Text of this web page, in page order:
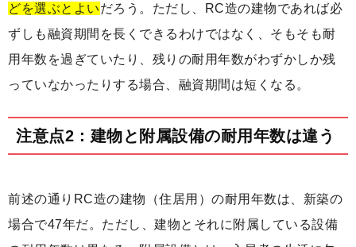
どを選ぶとよいだろう。ただし、RC造の建物であれば必
ずしも融資期間を長くできるわけではなく、そもそも耐
用年数を過ぎていたり、残りの耐用年数がわずかしか残
っていなかったりする場合、融資期間は短くなる。
注意点2：建物と附属設備の耐用年数は違う
前述の通りRC造の建物（住居用）の耐用年数は、新築の
場合で47年だ。ただし、建物とそれに附属している設備